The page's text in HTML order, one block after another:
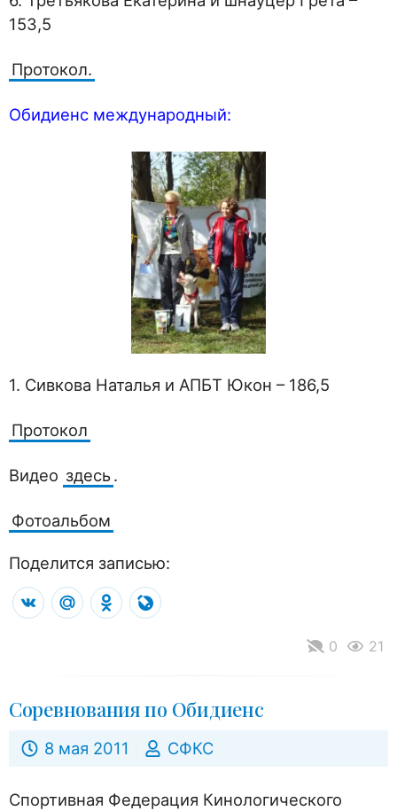
153,5
Протокол.
Обидиенс международный:
1. Сивкова Наталья и АПБТ Юкон – 186,5
Протокол
Видео здесь.
Фотоальбом
Поделится записью:
VK Mail.RuOdnoklassniki
0 21
Соревнования по Обидиенс
8 мая 2011 СФКС
Спортивная Федерация Кинологического